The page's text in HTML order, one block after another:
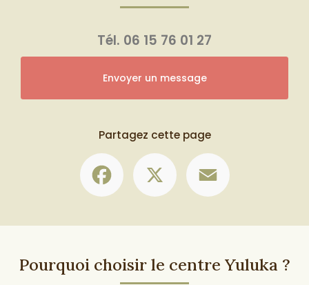
Tél. 06 15 76 01 27
Envoyer un message
Partagez cette page
Facebook
Pourquoi choisir le centre Yuluka ?